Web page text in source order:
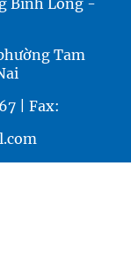
Bình Long -
Tam
| Fax: